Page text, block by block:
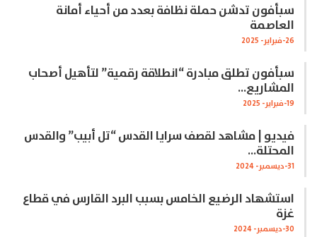
سبأفون تدشن حملة نظافة بعدد من أحياء أمانة
العاصمة
26-فبراير- 2025
سبأفون تطلق مبادرة “انطلاقة رقمية” لتأهيل أصحاب
المشاريع…
19-فبراير- 2025
فيديو | مشاهد لقصف سرايا القدس “تل أبيب” والقدس
المحتلة…
31-ديسمبر- 2024
استشهاد الرضيع الخامس بسبب البرد القارس في قطاع
غزة
30-ديسمبر- 2024